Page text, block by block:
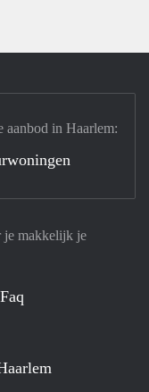
je makkelijk je
Faq
aanbod in Haarlem: